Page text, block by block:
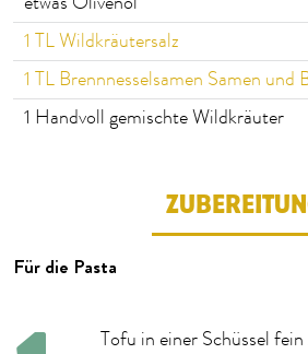
1 TL Wildkräutersalz
1 TL Brennnesselsamen Samen und
1 Handvoll gemischte Wildkräuter
Für die Pasta
Tofu in einer Schüssel